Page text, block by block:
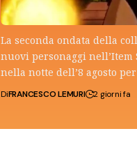
La seconda ondata della
nuovi personaggi nell’Item
nella notte dell’8 agosto
DiFRANCESCO LEMURI 2 giorni fa